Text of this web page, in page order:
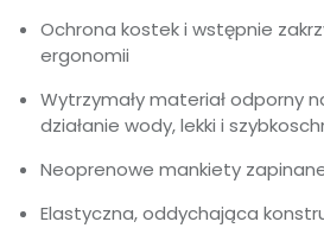
Ochrona kostek i wstępnie
ergonomii
Wytrzymały materiał odporny
działanie wody, lekki i
Neoprenowe mankiety
Elastyczna, oddychająca